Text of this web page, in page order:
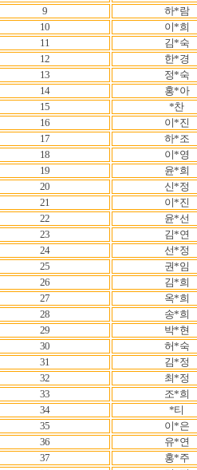
9
하*람
10
이*희
11
김*숙
12
한*경
13
정*숙
14
홍*아
15
*찬
16
이*진
17
하*조
18
이*영
19
윤*희
20
신*정
21
이*진
22
윤*선
23
김*연
24
선*정
25
권*임
26
김*희
27
옥*희
28
송*희
29
박*현
30
허*숙
31
김*정
32
최*정
33
조*희
34
*티
35
이*은
36
유*연
37
홍*주